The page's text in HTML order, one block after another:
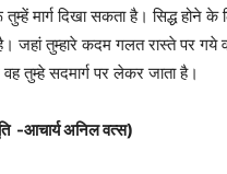
मार्ग दिखा सकता है। सिद्ध होने
जहां तुम्हारे कदम गलत रास्ते पर
तुम्हे सदमार्ग पर लेकर जाता है।
-आचार्य अनिल वत्स)